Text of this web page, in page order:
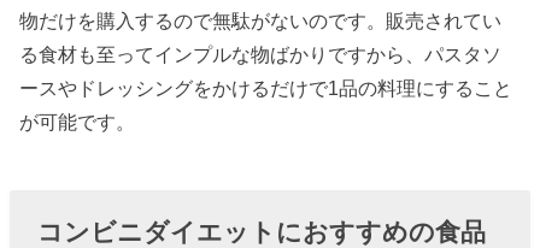
ニダイ
エット
おすす
ニダイ
物だけを購入するので無駄がないのです。販売されてい
る食材も至ってインプルな物ばかりですから、パスタソ
ースやドレッシングをかけるだけで1品の料理にすること
が可能です。
コンビニダイエットにおすすめの食品